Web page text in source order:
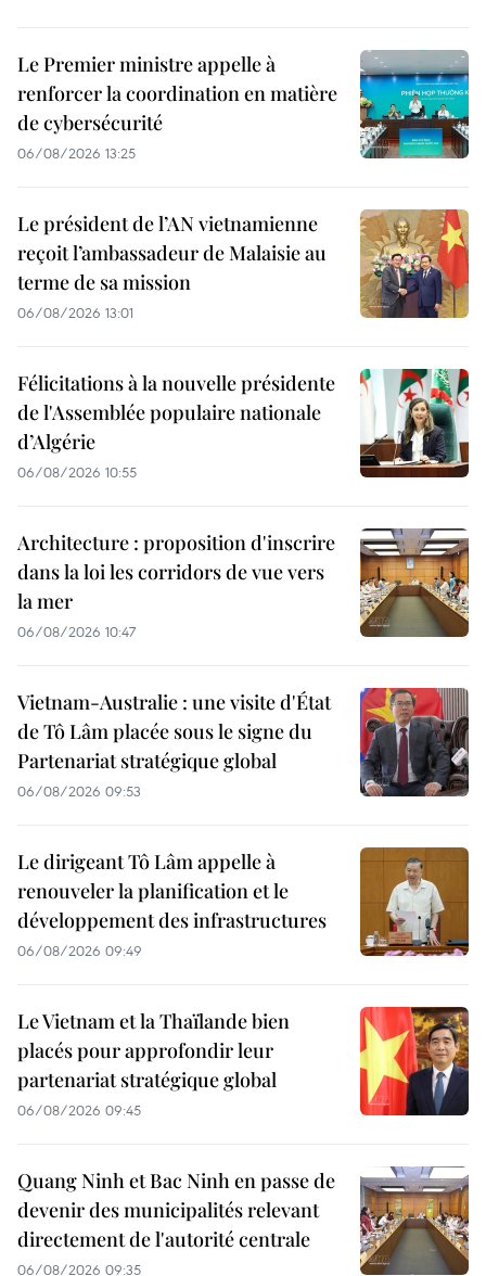
Le Premier ministre appelle à
renforcer la coordination en matière
de cybersécurité
06/08/2026 13:25
Le président de l’AN vietnamienne
reçoit l’ambassadeur de Malaisie au
terme de sa mission
06/08/2026 13:01
Félicitations à la nouvelle présidente
de l'Assemblée populaire nationale
d’Algérie
06/08/2026 10:55
Architecture : proposition d'inscrire
dans la loi les corridors de vue vers
la mer
06/08/2026 10:47
Vietnam-Australie : une visite d'État
de Tô Lâm placée sous le signe du
Partenariat stratégique global
06/08/2026 09:53
Le dirigeant Tô Lâm appelle à
renouveler la planification et le
développement des infrastructures
06/08/2026 09:49
Le Vietnam et la Thaïlande bien
placés pour approfondir leur
partenariat stratégique global
06/08/2026 09:45
Quang Ninh et Bac Ninh en passe de
devenir des municipalités relevant
directement de l'autorité centrale
06/08/2026 09:35